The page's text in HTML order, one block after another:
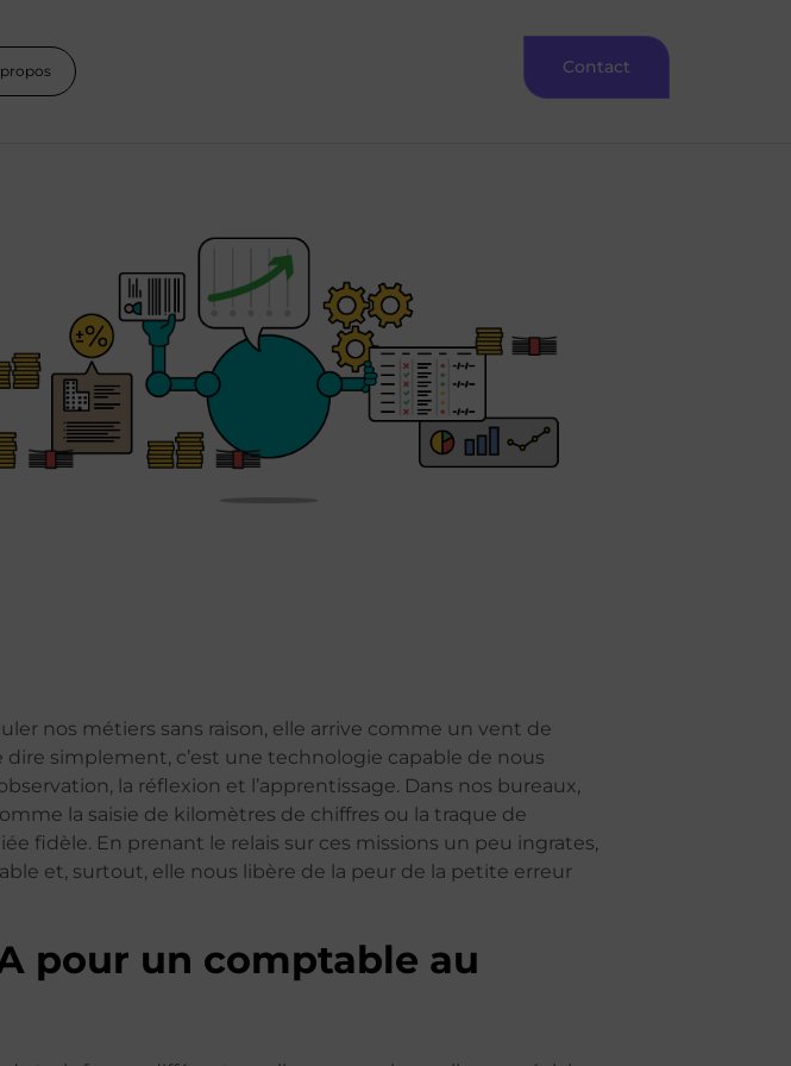
Contact
nos métiers sans raison, elle arrive comme un vent de
simplement, c’est une technologie capable de nous
la réflexion et l’apprentissage. Dans nos bureaux,
la saisie de kilomètres de chiffres ou la traque de
fidèle. En prenant le relais sur ces missions un peu ingrates,
et, surtout, elle nous libère de la peur de la petite erreur
pour un comptable au